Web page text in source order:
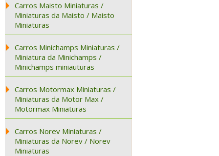
Carros Maisto Miniaturas /
Miniaturas da Maisto / Maisto
Miniaturas
Carros Minichamps Miniaturas /
Miniatura da Minichamps /
Minichamps miniauturas
Carros Motormax Miniaturas /
Miniaturas da Motor Max /
Motormax Miniaturas
Carros Norev Miniaturas /
Miniaturas da Norev / Norev
Miniaturas